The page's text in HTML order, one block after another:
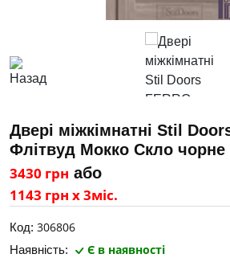
Двері міжкімнатні Stil
Флітвуд Мокко Скло чорне
3430 грн або
1143 грн х 3міс.
Код: 306806
Наявність: Є в наявності